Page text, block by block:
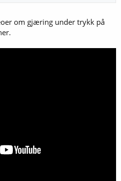
om gjæring under trykk på